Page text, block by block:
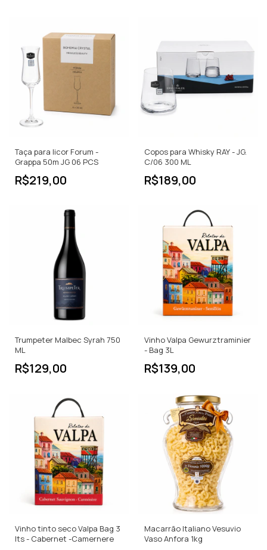
Taça para licor Forum -
Grappa 50m JG 06 PCS
R$219,00
Copos para Whisky RAY - JG.
C/06 300 ML
R$189,00
Trumpeter Malbec Syrah 750
ML
R$129,00
Vinho Valpa Gewurztraminier
- Bag 3L
R$139,00
Vinho tinto seco Valpa Bag 3
lts - Cabernet -Camernere
Macarrão Italiano Vesuvio
Vaso Anfora 1kg